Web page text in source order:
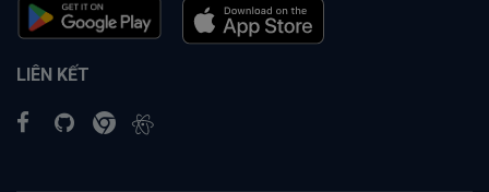
LIÊN KẾT